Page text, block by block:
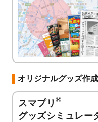
オリジナルグッズ作成
スマプリ ®
グッズシミュレー